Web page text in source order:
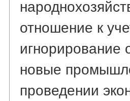
отношение к
игнорирование
новые
проведении